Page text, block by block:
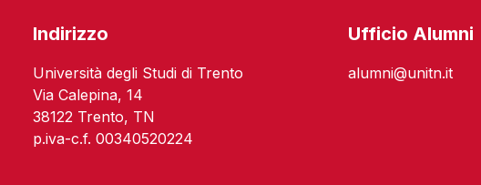
Indirizzo
Università degli Studi di Trento
Via Calepina, 14
38122 Trento, TN
p.iva-c.f. 00340520224
Ufficio Alumni
alumni@unitn.it